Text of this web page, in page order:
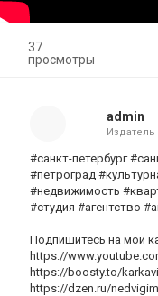
37
просмотры
admin
Издатель
#санкт-петербург
#петроград
#недвижимость
#студия #агентство
Подпишитесь на мой
https://
https://boosty.to/
https://dzen.ru/